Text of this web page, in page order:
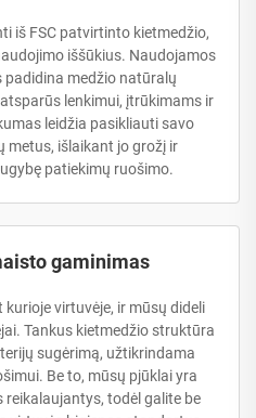
iš FSC patvirtinto kietmedžio,
iššūkius. Naudojamos
medžio natūralų
lenkimui, įtrūkimams ir
leidžia pasikliauti savo
metus, išlaikant jo grožį ir
patiekimų ruošimo.
gaminimas
virtuvėje, ir mūsų dideli
Tankus kietmedžio struktūra
sugėrimą, užtikrindama
Be to, mūsų pjūklai yra
reikalaujantys, todėl galite be